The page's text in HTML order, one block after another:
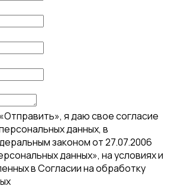
я даю свое согласие
данных, в
законом от 27.07.2006
данных», на условиях и
в Согласии на обработку